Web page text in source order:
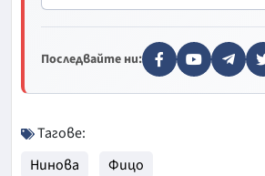
Последвайте ни:
Тагове:
Нинова
Фицо